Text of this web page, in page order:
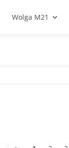
Wolga M21